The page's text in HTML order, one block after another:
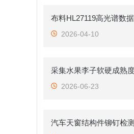
2026-04-10
2026-06-23
汽车天窗结构件铆钉检测